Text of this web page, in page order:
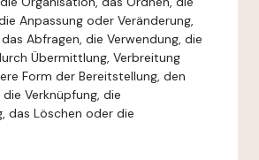
Anpassung oder Veränderung,
Abfragen, die Verwendung, die
Übermittlung, Verbreitung
Form der Bereitstellung, den
Verknüpfung, die
das Löschen oder die